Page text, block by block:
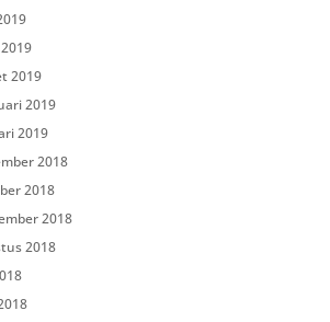
2019
2019
2019
2018
2018
2018
2018